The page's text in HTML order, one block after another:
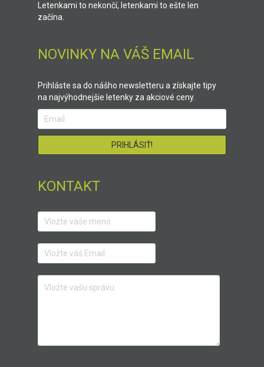
Letenkami to nekončí, letenkami to ešte len
začína.
NOVINKY NA VÁŠ EMAIL
Prihláste sa do nášho newsletteru a získajte tipy
na najvýhodnejšie letenky za akciové ceny.
KONTAKT